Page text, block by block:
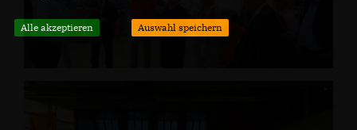
Alle akzeptieren Auswahl speichern